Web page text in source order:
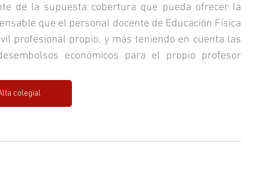
de la supuesta cobertura que pueda ofrecer la
que el personal docente de Educación Física
profesional propio, y más teniendo en cuenta las
económicos para el propio profesor
colegial